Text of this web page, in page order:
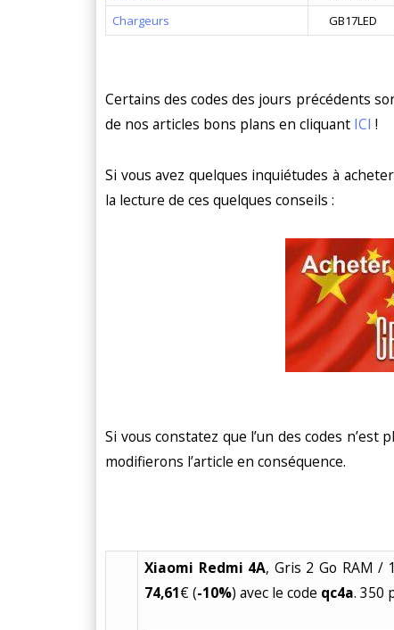
Chargeurs
GB17LED
Certains des codes des jours précédents
de nos articles bons plans en cliquant ICI !
Si vous avez quelques inquiétudes à
la lecture de ces quelques conseils :
Si vous constatez que l’un des codes
modifierons l’article en conséquence.
Xiaomi Redmi 4A, Gris 2 Go RAM /
74,61€ (-10%) avec le code qc4a. 350